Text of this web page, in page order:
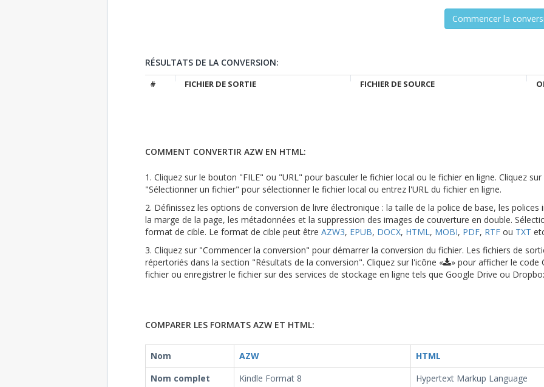
RÉSULTATS DE LA CONVERSION:
# FICHIER DE SORTIE FICHIER DE SOURCE
COMMENT CONVERTIR AZW EN HTML:
1. Cliquez sur le bouton "FILE" ou "URL" pour basculer le fichier local ou le fichier en ligne. Cliquez
"Sélectionner un fichier" pour sélectionner le fichier local ou entrez l'URL du fichier en ligne.
2. Définissez les options de conversion de livre électronique : la taille de la police de base, les polices
la marge de la page, les métadonnées et la suppression des images de couverture en double.
format de cible. Le format de cible peut être AZW3, EPUB, DOCX, HTML, MOBI, PDF, RTFou TXT
3. Cliquez sur "Commencer la conversion" pour démarrer la conversion du fichier. Les fichiers de
répertoriés dans la section "Résultats de la conversion". Cliquez sur l'icône «
» pour afficher le code
fichier ou enregistrer le fichier sur des services de stockage en ligne tels que Google Drive ou
COMPARER LES FORMATS AZW ET HTML:
Nom AZW
HTML
Nom complet
Kindle Format 8
Hypertext Markup Language